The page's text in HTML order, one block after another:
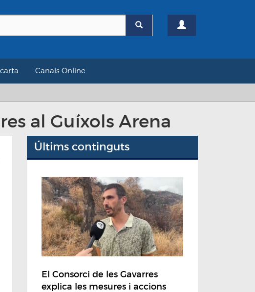
Canals Online
al Guíxols Arena
Últims continguts
El Consorci de les Gavarres
explica les mesures i accions